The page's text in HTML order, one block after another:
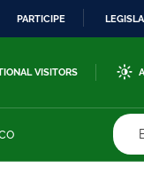
PARTICIPE
VISITORS